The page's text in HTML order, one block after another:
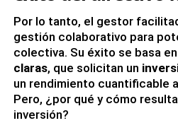
Por lo tanto, el gestor
gestión colaborativo para
colectiva. Su éxito se basa en
claras, que solicitan un
un rendimiento cuantificable
Pero, ¿por qué y cómo
inversión?